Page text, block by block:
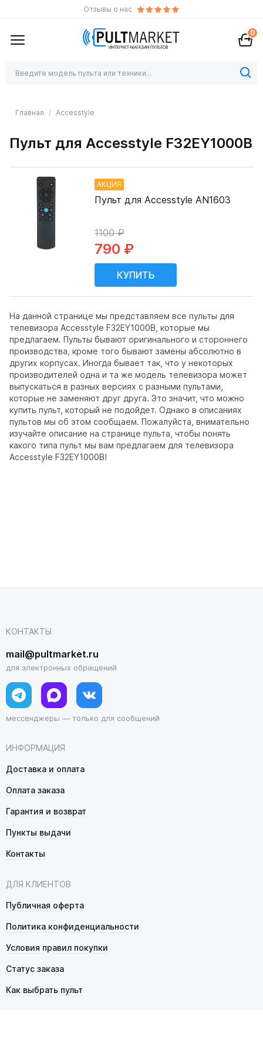
Отзывы о нас
0
Главная Accesstyle
Пульт для Accesstyle F32EY1000B
На данной странице мы представляем все пульты для
телевизора Accesstyle F32EY1000B, которые мы
предлагаем. Пульты бывают оригинального и стороннего
производства, кроме того бывают замены абсолютно в
других корпусах. Иногда бывает так, что у некоторых
производителей одна и та же модель телевизора может
выпускаться в разных версиях с разными пультами,
которые не заменяют друг друга. Это значит, что можно
купить пульт, который не подойдет. Однако в описаниях
пультов мы об этом сообщаем. Пожалуйста, внимательно
изучайте описание на странице пульта, чтобы понять
какого типа пульт мы вам предлагаем для телевизора
Accesstyle F32EY1000B!
АКЦИЯ
Пульт для Accesstyle AN1603
1100 ₽
790 ₽
ИНФОРМАЦИЯ
Доставка и оплата
Оплата заказа
Гарантия и возврат
Пункты выдачи
Контакты
ДЛЯ КЛИЕНТОВ
Публичная оферта
Политика конфиденциальности
Условия правил покупки
Статус заказа
Как выбрать пульт
КОНТАКТЫ
mail@pultmarket.ru
для электронных обращений
мессенджеры — только для сообщений